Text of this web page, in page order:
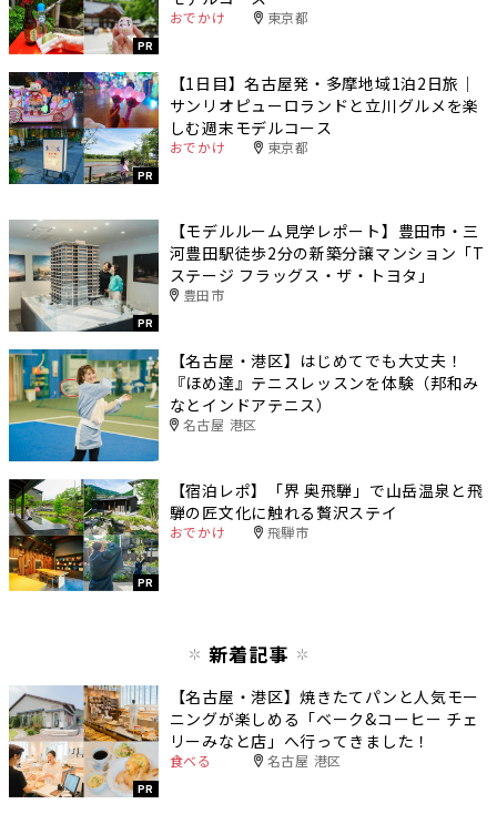
PR
おでかけ 東京都
PR
【1日目】名古屋発・多摩地域1泊2日旅｜
サンリオピューロランドと立川グルメを楽
しむ週末モデルコース
おでかけ 東京都
PR
【モデルルーム見学レポート】豊田市・三
河豊田駅徒歩2分の新築分譲マンション「T
ステージ フラッグス・ザ・トヨタ」
豊田市
【名古屋・港区】はじめてでも大丈夫！
『ほめ達』テニスレッスンを体験（邦和み
なとインドアテニス）
名古屋 港区
PR
【宿泊レポ】「界 奥飛騨」で山岳温泉と飛
騨の匠文化に触れる贅沢ステイ
おでかけ 飛騨市
新着記事
PR
【名古屋・港区】焼きたてパンと人気モー
ニングが楽しめる「ベーク&コーヒー チェ
リーみなと店」へ行ってきました！
食べる 名古屋 港区